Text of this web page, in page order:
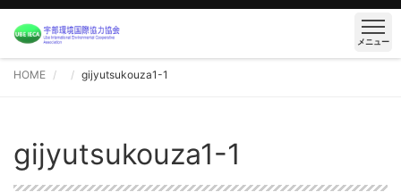
メニュー
HOME gijyutsukouza1-1
gijyutsukouza1-1